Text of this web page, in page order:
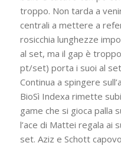
troppo. Non tarda a
centrali a mettere a
rosicchia lunghezze
al set, ma il gap è
pt/set) porta i suoi al
Continua a spingere
BioSì Indexa rimette
game che si gioca palla
l’ace di Mattei regala ai
set. Aziz e Schott